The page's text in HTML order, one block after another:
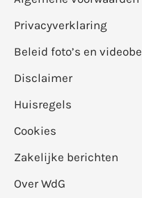
Privacyverklaring
Beleid foto’s en
Disclaimer
Huisregels
Cookies
Zakelijke berichten
Over WdG